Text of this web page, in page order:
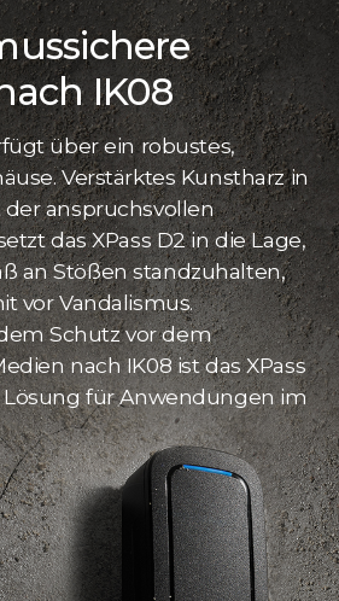
IK08
über ein robustes,
Verstärktes Kunstharz in
anspruchsvollen
das XPass D2 in die Lage,
an Stößen standzuhalten,
vor Vandalismus.
Schutz vor dem
nach IK08 ist das XPass
für Anwendungen im